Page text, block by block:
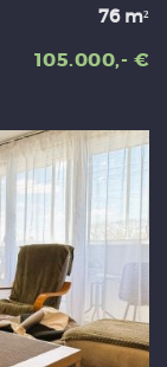
76 m²
105.000,- €